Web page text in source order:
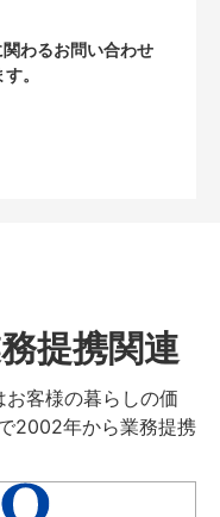
わるお問い合わせ
。
提携関連
客様の暮らしの価
2002年から業務提携